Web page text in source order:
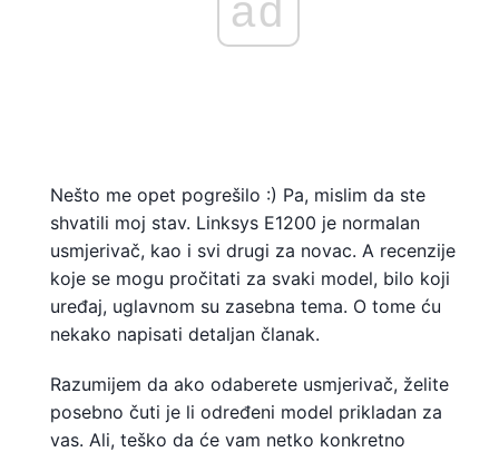
ad
Nešto me opet pogrešilo :) Pa, mislim da ste
shvatili moj stav. Linksys E1200 je normalan
usmjerivač, kao i svi drugi za novac. A recenzije
koje se mogu pročitati za svaki model, bilo koji
uređaj, uglavnom su zasebna tema. O tome ću
nekako napisati detaljan članak.
Razumijem da ako odaberete usmjerivač, želite
posebno čuti je li određeni model prikladan za
vas. Ali, teško da će vam netko konkretno